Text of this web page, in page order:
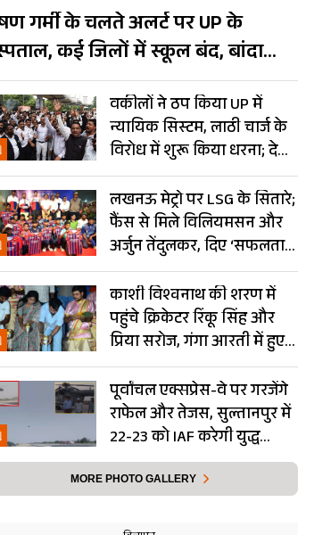
गर्मी के चलते अलर्ट पर UP के
कई जिलों में स्कूल बंद, बांदा
का तीसरा सबसे गर्म शहर
वकीलों ने ठप किया UP में
न्यायिक सिस्टम, लाठी चार्ज के
विरोध में शुरू किया धरना; देखें
Photos
लखनऊ मेट्रो पर LSG के सितारे;
फैंस से मिले विलियमसन और
अर्जुन तेंदुलकर, दिए ‘सफलता
के मंत्र’- PHOTOS
काशी विश्वनाथ की शरण में
पहुंचे क्रिकेटर रिंकू सिंह और
प्रिया सरोज, गंगा आरती में हुए
शामिल- Photos
पूर्वांचल एक्सप्रेस-वे पर गरजेंगे
राफेल और तेजस, सुल्तानपुर में
22-23 को IAF करेगी युद्ध
अभ्यास
MORE PHOTO GALLERY